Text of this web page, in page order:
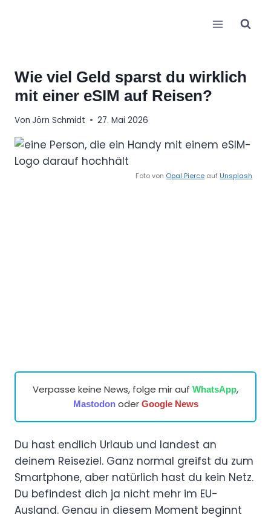
Wie viel Geld sparst du wirklich
mit einer eSIM auf Reisen?
Von Jörn Schmidt 27. Mai 2026
Foto von Opal Pierce auf Unsplash
Verpasse keine News, folge mir auf WhatsApp,
Mastodonoder Google News
Du hast endlich Urlaub und landest an
deinem Reiseziel. Ganz normal greifst du zum
Smartphone, aber natürlich hast du kein Netz.
Du befindest dich ja nicht mehr im EU-
Ausland. Genau in diesem Moment beginnt